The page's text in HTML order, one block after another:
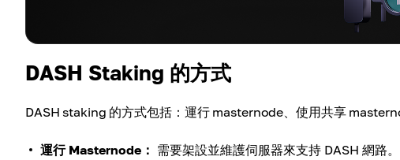
DASH Staking 的方式
DASH staking 的方式包括：運行 masternode、使用共享
運行 Masternode： 需要架設並維護伺服器來支持 DASH 網路